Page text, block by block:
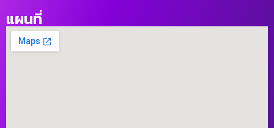
แผนที่